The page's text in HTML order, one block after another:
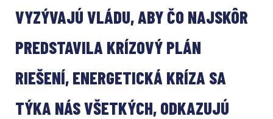
VYZÝVAJÚ VLÁDU, ABY ČO NAJSKÔR
PREDSTAVILA KRÍZOVÝ PLÁN
RIEŠENÍ, ENERGETICKÁ KRÍZA SA
TÝKA NÁS VŠETKÝCH, ODKAZUJÚ